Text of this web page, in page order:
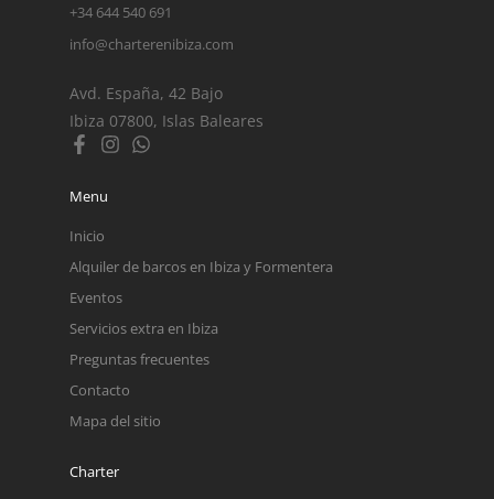
+34 644 540 691
info@charterenibiza.com
Avd. España, 42 Bajo
Ibiza 07800, Islas Baleares
Menu
Inicio
Alquiler de barcos en Ibiza y Formentera
Eventos
Servicios extra en Ibiza
Preguntas frecuentes
Contacto
Mapa del sitio
Charter